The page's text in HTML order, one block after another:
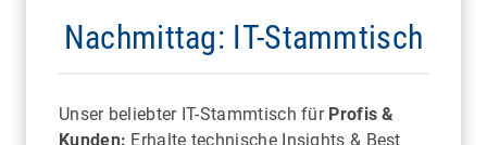
Nachmittag: IT-Stammtisch
Unser beliebter IT-Stammtisch für Profis &
Kunden: Erhalte technische Insights & Best